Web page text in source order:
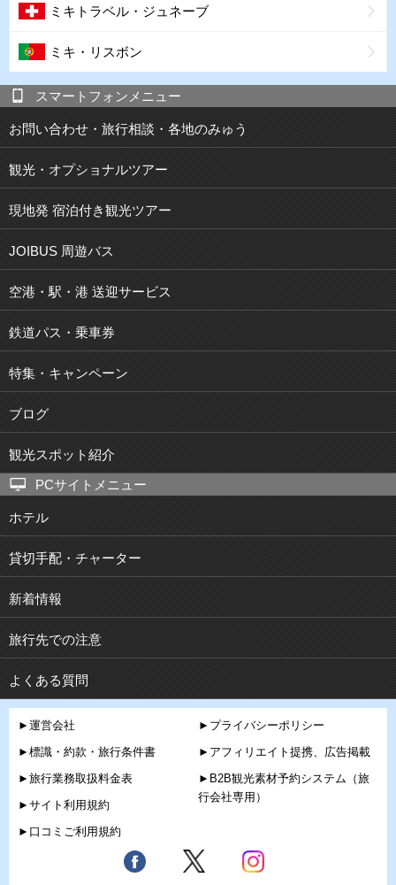
ミキトラベル・ジュネーブ
ミキ・リスボン
スマートフォンメニュー
お問い合わせ・旅行相談・各地のみゅう
観光・オプショナルツアー
現地発 宿泊付き観光ツアー
JOIBUS 周遊バス
空港・駅・港 送迎サービス
鉄道パス・乗車券
特集・キャンペーン
ブログ
観光スポット紹介
PCサイトメニュー
ホテル
貸切手配・チャーター
新着情報
旅行先での注意
よくある質問
►運営会社
►標識・約款・旅行条件書
►旅行業務取扱料金表
►サイト利用規約
►口コミご利用規約
►プライバシーポリシー
►アフィリエイト提携、広告掲載
►B2B観光素材予約システム（旅
行会社専用）